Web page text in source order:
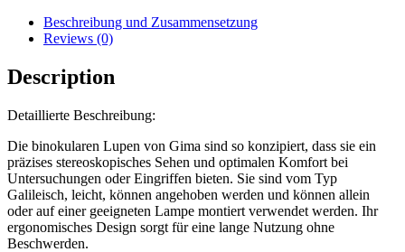
Beschreibung und Zusammensetzung
Reviews (0)
Description
Detaillierte Beschreibung:
Die binokularen Lupen von Gima sind so konzipiert, dass sie ein
präzises stereoskopisches Sehen und optimalen Komfort bei
Untersuchungen oder Eingriffen bieten. Sie sind vom Typ
Galileisch, leicht, können angehoben werden und können allein
oder auf einer geeigneten Lampe montiert verwendet werden. Ihr
ergonomisches Design sorgt für eine lange Nutzung ohne
Beschwerden.